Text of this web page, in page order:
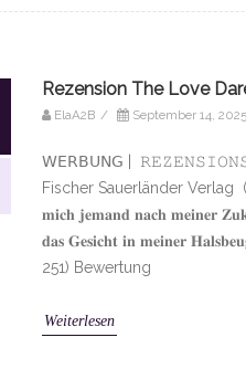
Rezension The Love
ElaA2B / September 14, 2025
𝖶𝖤𝖱𝖡𝖴𝖭𝖦 |
Fischer Sauerländer Verlag (
𝐦𝐢𝐜𝐡 𝐣𝐞𝐦𝐚𝐧𝐝 𝐧𝐚𝐜𝐡 𝐦𝐞𝐢𝐧𝐞𝐫
𝐝𝐚𝐬 𝐆𝐞𝐬𝐢𝐜𝐡𝐭 𝐢𝐧 𝐦𝐞𝐢𝐧𝐞𝐫
251) Bewertung
Weiterlesen